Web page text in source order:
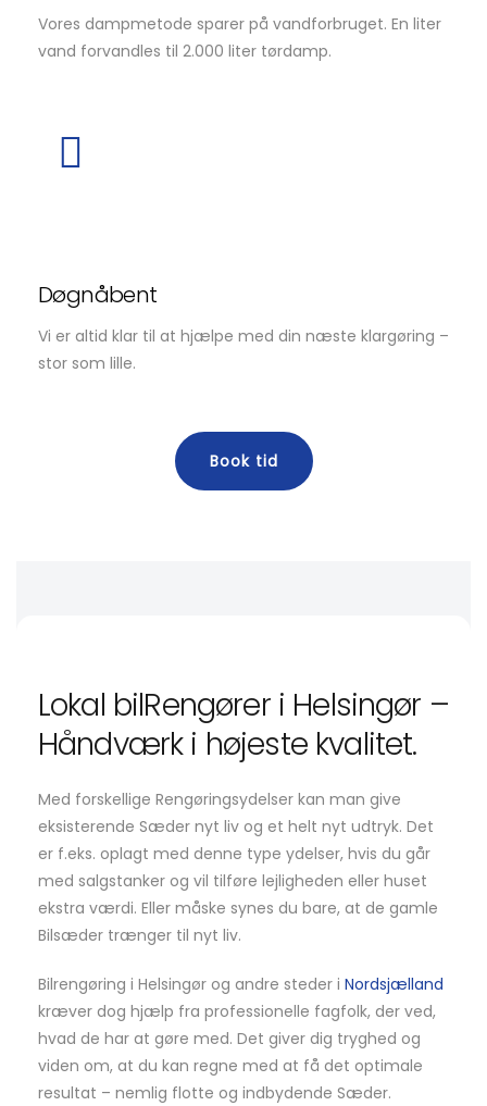
Vores dampmetode sparer på vandforbruget. En liter
vand forvandles til 2.000 liter tørdamp.
Døgnåbent
Vi er altid klar til at hjælpe med din næste klargøring –
stor som lille.
Book tid
Lokal bilRengører i Helsingør –
Håndværk i højeste kvalitet.
Med forskellige Rengøringsydelser kan man give
eksisterende Sæder nyt liv og et helt nyt udtryk. Det
er f.eks. oplagt med denne type ydelser, hvis du går
med salgstanker og vil tilføre lejligheden eller huset
ekstra værdi. Eller måske synes du bare, at de gamle
Bilsæder trænger til nyt liv.
Bilrengøring i Helsingør og andre steder i Nordsjælland
kræver dog hjælp fra professionelle fagfolk, der ved,
hvad de har at gøre med. Det giver dig tryghed og
viden om, at du kan regne med at få det optimale
resultat – nemlig flotte og indbydende Sæder.